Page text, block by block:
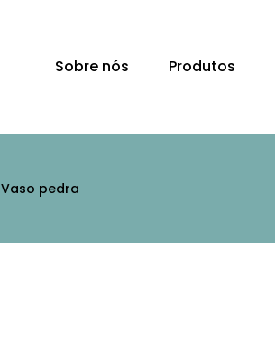
Sobre nós Produtos
Vaso pedra